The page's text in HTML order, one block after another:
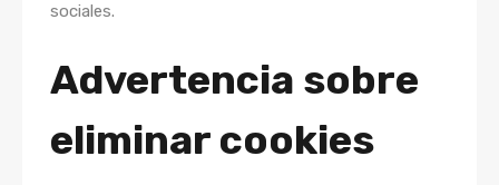
sociales.
Advertencia sobre
eliminar cookies